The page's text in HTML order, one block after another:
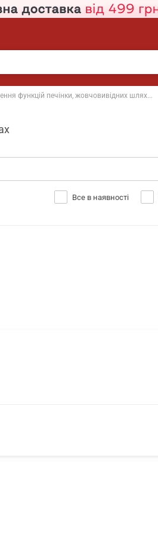
функцій печінки, жовчовивідних шлях...
Все в наявності